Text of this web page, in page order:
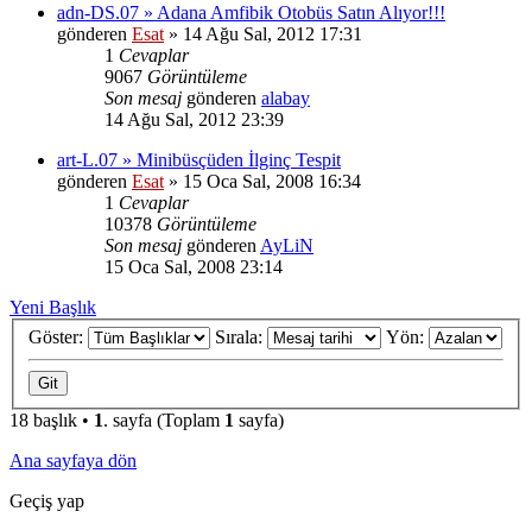
adn-DS.07 » Adana Amfibik Otobüs Satın Alıyor!!!
gönderen Esat » 14 Ağu Sal, 2012 17:31
1 Cevaplar
9067 Görüntüleme
Son mesaj gönderen alabay
14 Ağu Sal, 2012 23:39
art-L.07 » Minibüsçüden İlginç Tespit
gönderen Esat » 15 Oca Sal, 2008 16:34
1 Cevaplar
10378 Görüntüleme
Son mesaj gönderen AyLiN
15 Oca Sal, 2008 23:14
Yeni Başlık
Göster:
Sırala: Yön:
18 başlık • 1. sayfa (Toplam 1 sayfa)
Ana sayfaya dön
Geçiş yap